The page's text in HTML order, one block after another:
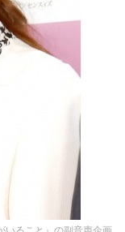
いること』の副音声企画